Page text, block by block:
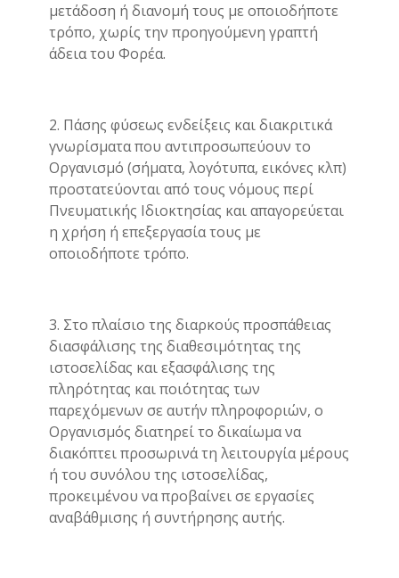
μετάδοση ή διανομή τους με οποιοδήποτε
τρόπο, χωρίς την προηγούμενη γραπτή
άδεια του Φορέα.
2. Πάσης φύσεως ενδείξεις και διακριτικά
γνωρίσματα που αντιπροσωπεύουν το
Οργανισμό (σήματα, λογότυπα, εικόνες κλπ)
προστατεύονται από τους νόμους περί
Πνευματικής Ιδιοκτησίας και απαγορεύεται
η χρήση ή επεξεργασία τους με
οποιοδήποτε τρόπο.
3. Στο πλαίσιο της διαρκούς προσπάθειας
διασφάλισης της διαθεσιμότητας της
ιστοσελίδας και εξασφάλισης της
πληρότητας και ποιότητας των
παρεχόμενων σε αυτήν πληροφοριών, ο
Οργανισμός διατηρεί το δικαίωμα να
διακόπτει προσωρινά τη λειτουργία μέρους
ή του συνόλου της ιστοσελίδας,
προκειμένου να προβαίνει σε εργασίες
αναβάθμισης ή συντήρησης αυτής.